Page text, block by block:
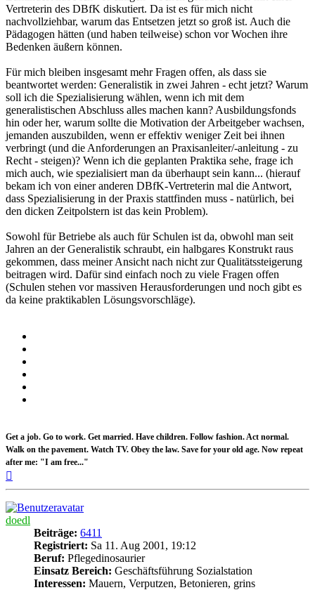
Vertreterin des DBfK diskutiert. Da ist es für mich nicht
nachvollziehbar, warum das Entsetzen jetzt so groß ist. Auch die
Pädagogen hätten (und haben teilweise) schon vor Wochen ihre
Bedenken äußern können.
Für mich bleiben insgesamt mehr Fragen offen, als dass sie
beantwortet werden: Generalistik in zwei Jahren - echt jetzt? Warum
soll ich die Spezialisierung wählen, wenn ich mit dem
generalistischen Abschluss alles machen kann? Ausbildungsfonds
hin oder her, warum sollte die Motivation der Arbeitgeber wachsen,
jemanden auszubilden, wenn er effektiv weniger Zeit bei ihnen
verbringt (und die Anforderungen an Praxisanleiter/-anleitung - zu
Recht - steigen)? Wenn ich die geplanten Praktika sehe, frage ich
mich auch, wie spezialisiert man da überhaupt sein kann... (hierauf
bekam ich von einer anderen DBfK-Vertreterin mal die Antwort,
dass Spezialisierung in der Praxis stattfinden muss - natürlich, bei
den dicken Zeitpolstern ist das kein Problem).
Sowohl für Betriebe als auch für Schulen ist da, obwohl man seit
Jahren an der Generalistik schraubt, ein halbgares Konstrukt raus
gekommen, dass meiner Ansicht nach nicht zur Qualitätssteigerung
beitragen wird. Dafür sind einfach noch zu viele Fragen offen
(Schulen stehen vor massiven Herausforderungen und noch gibt es
da keine praktikablen Lösungsvorschläge).
Get a job. Go to work. Get married. Have children. Follow fashion. Act normal.
Walk on the pavement. Watch TV. Obey the law. Save for your old age. Now repeat
after me: "I am free..."
doedl
Beiträge: 6411
Registriert: Sa 11. Aug 2001, 19:12
Beruf: Pflegedinosaurier
Einsatz Bereich: Geschäftsführung Sozialstation
Interessen: Mauern, Verputzen, Betonieren, grins